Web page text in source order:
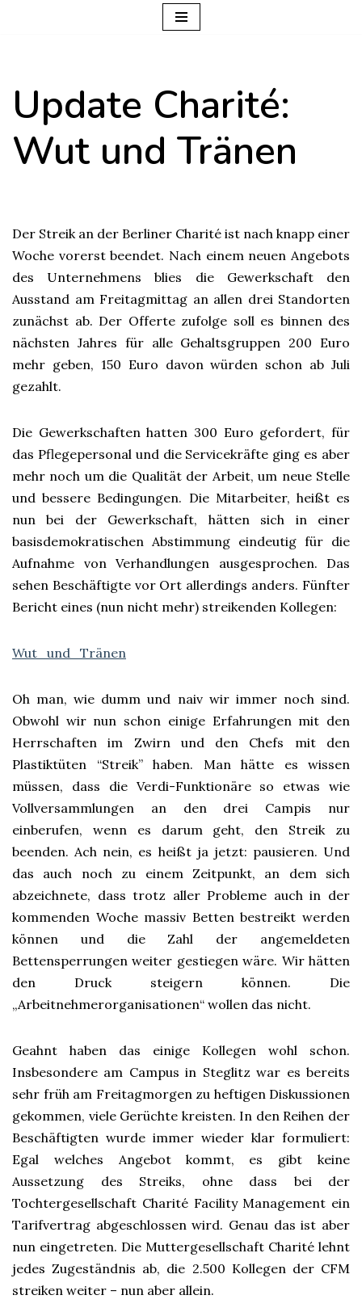
springen
Update Charité:
Wut und Tränen
Der Streik an der Berliner Charité ist nach knapp einer
Woche vorerst beendet. Nach einem neuen Angebots
des Unternehmens blies die Gewerkschaft den
Ausstand am Freitagmittag an allen drei Standorten
zunächst ab. Der Offerte zufolge soll es binnen des
nächsten Jahres für alle Gehaltsgruppen 200 Euro
mehr geben, 150 Euro davon würden schon ab Juli
gezahlt.
Die Gewerkschaften hatten 300 Euro gefordert, für
das Pflegepersonal und die Servicekräfte ging es aber
mehr noch um die Qualität der Arbeit, um neue Stelle
und bessere Bedingungen. Die Mitarbeiter, heißt es
nun bei der Gewerkschaft, hätten sich in einer
basisdemokratischen Abstimmung eindeutig für die
Aufnahme von Verhandlungen ausgesprochen. Das
sehen Beschäftigte vor Ort allerdings anders. Fünfter
Bericht eines (nun nicht mehr) streikenden Kollegen:
Wut_und_Tränen
Oh man, wie dumm und naiv wir immer noch sind.
Obwohl wir nun schon einige Erfahrungen mit den
Herrschaften im Zwirn und den Chefs mit den
Plastiktüten “Streik” haben. Man hätte es wissen
müssen, dass die Verdi-Funktionäre so etwas wie
Vollversammlungen an den drei Campis nur
einberufen, wenn es darum geht, den Streik zu
beenden. Ach nein, es heißt ja jetzt: pausieren. Und
das auch noch zu einem Zeitpunkt, an dem sich
abzeichnete, dass trotz aller Probleme auch in der
kommenden Woche massiv Betten bestreikt werden
können und die Zahl der angemeldeten
Bettensperrungen weiter gestiegen wäre. Wir hätten
den Druck steigern können. Die
„Arbeitnehmerorganisationen“ wollen das nicht.
Geahnt haben das einige Kollegen wohl schon.
Insbesondere am Campus in Steglitz war es bereits
sehr früh am Freitagmorgen zu heftigen Diskussionen
gekommen, viele Gerüchte kreisten. In den Reihen der
Beschäftigten wurde immer wieder klar formuliert:
Egal welches Angebot kommt, es gibt keine
Aussetzung des Streiks, ohne dass bei der
Tochtergesellschaft Charité Facility Management ein
Tarifvertrag abgeschlossen wird. Genau das ist aber
nun eingetreten. Die Muttergesellschaft Charité lehnt
jedes Zugeständnis ab, die 2.500 Kollegen der CFM
streiken weiter – nun aber allein.